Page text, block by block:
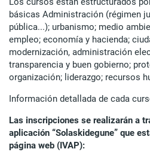
básicas Administración (régimen
pública...); urbanismo; medio
empleo; economía y hacienda;
modernización, administración
transparencia y buen gobierno;
organización; liderazgo; recursos
Información detallada de cada
Las inscripciones se realizarán a
aplicación “Solaskidegune” que
página web (IVAP):